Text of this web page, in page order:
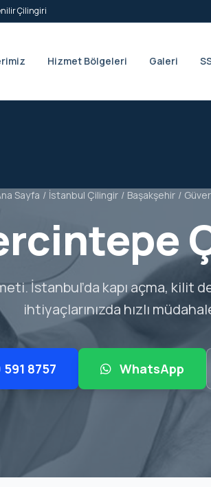
Çilingiri
Hizmet Bölgeleri Galeri
Sayfa / İstanbul Çilingir / Başakşehir /
İstanbul’da kapı açma, kilit
ihtiyaçlarınızda hızlı
8757 WhatsApp